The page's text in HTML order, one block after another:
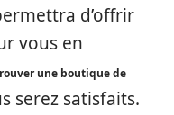
d’offrir
vous en
une boutique de
serez satisfaits.